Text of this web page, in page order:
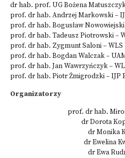
dr hab. prof. UG Bożena
prof. dr hab. Andrzej Markowski –
prof. dr hab. Bogusław
prof. dr hab. Tadeusz Piotrowski –
prof. dr hab. Zygmunt Saloni – WLS
prof. dr hab. Bogdan Walczak –
prof. dr hab. Jan Wawrzyńczyk –
prof. dr hab. Piotr Żmigrodzki – IJP
Organizatorzy
prof. dr hab.
dr Dorota
dr Monika
dr Ewelina
dr Ewa